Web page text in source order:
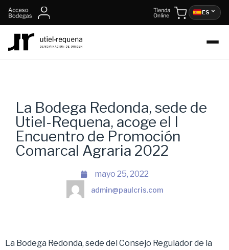
ES
La Bodega Redonda, sede de
Utiel-Requena, acoge el I
Encuentro de Promoción
Comarcal Agraria 2022
mayo 25, 2022
admin@paulcris.com
La Bodega Redonda, sede del Consejo Regulador de la